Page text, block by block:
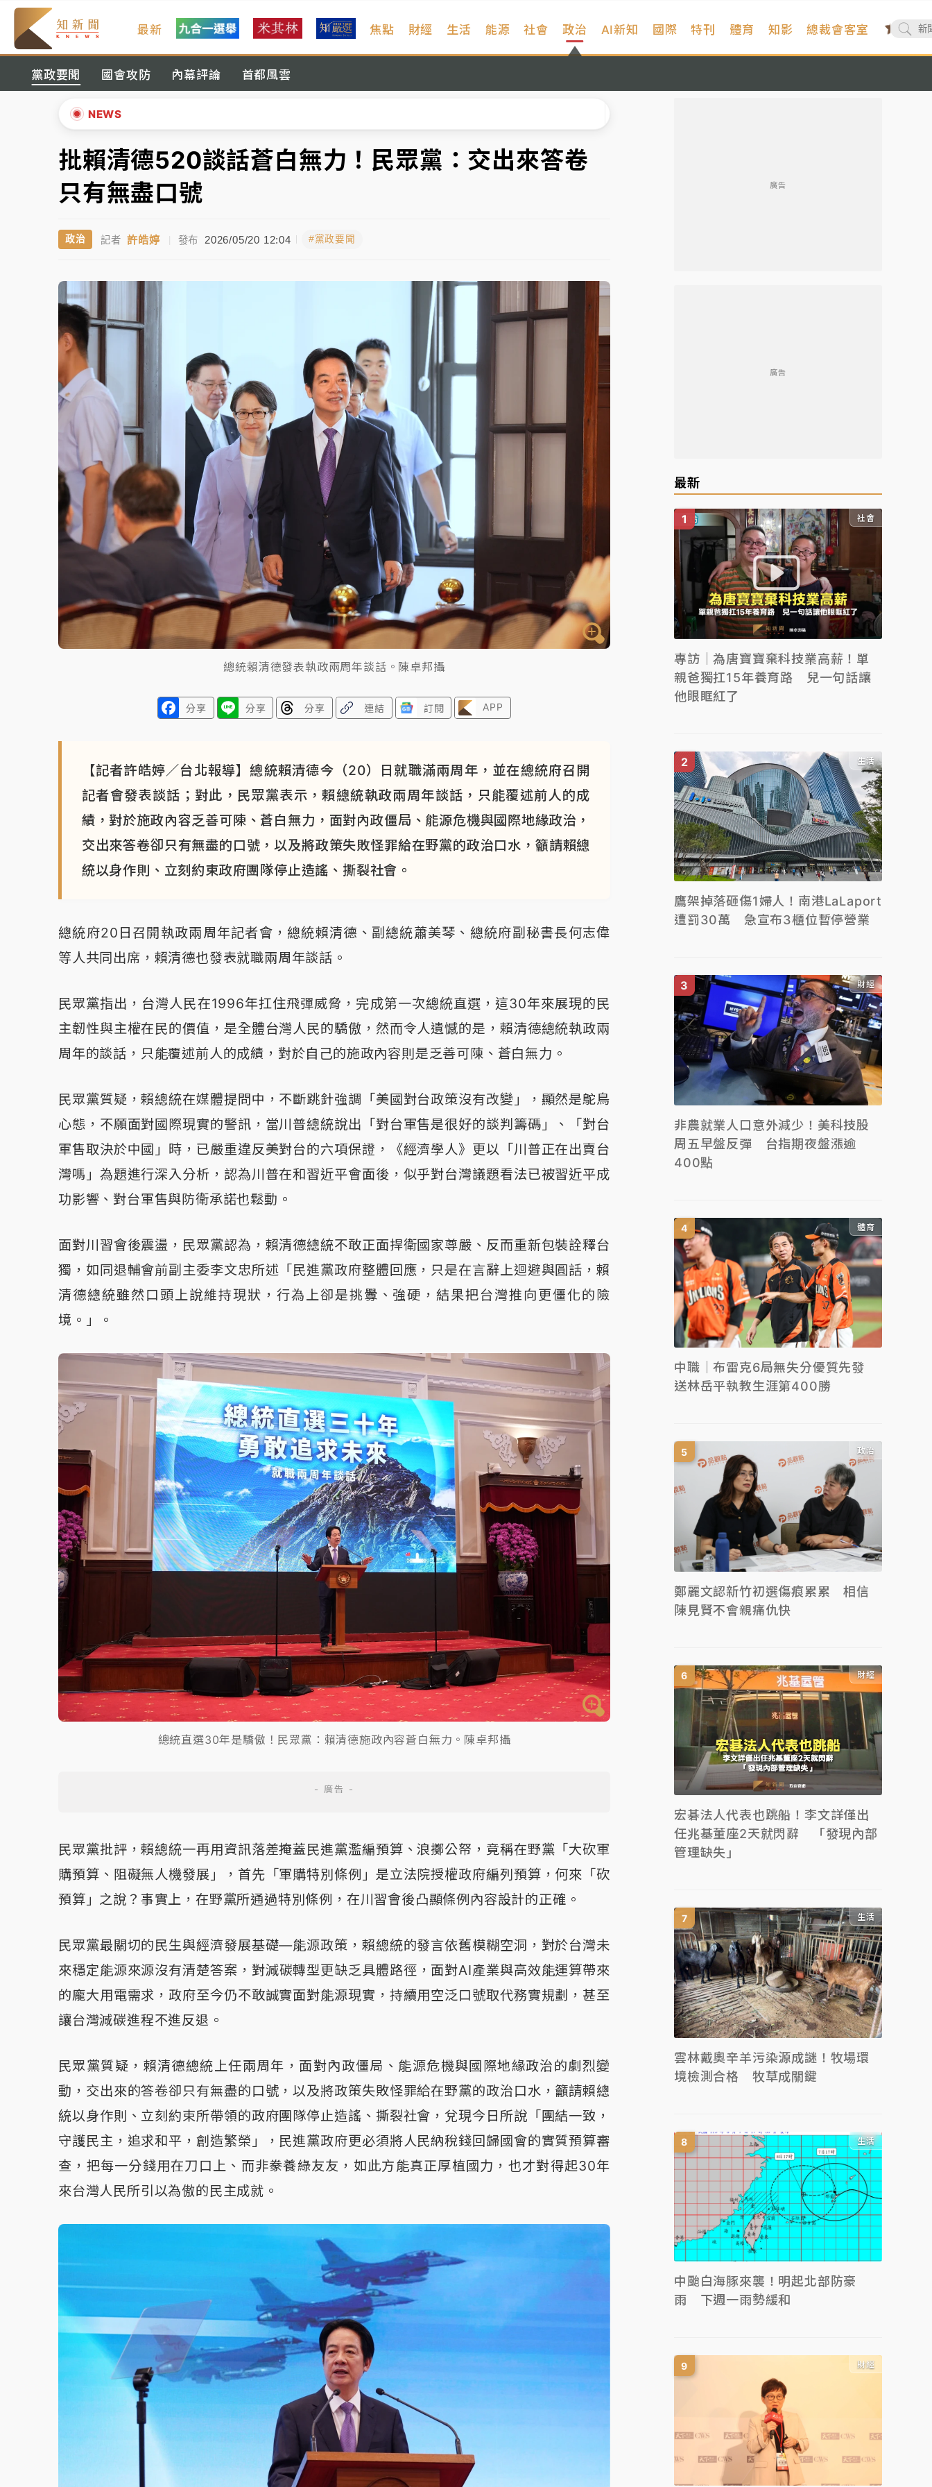
最新 焦點 財經 生活 能源 社會 政治
黨政要聞 國會攻防 內幕評論 首都風雲
AI新知 國際 特刊 體育 知影 總裁會客室
NEWS
暑假過三周才推「E宿新北打卡趣」！抽獎程序複雜 觀旅局回應了
中信慈善基金會想增加董事人數！辜仲諒向法院聲請遭駁 理由曝光
故宮《龍藏經》特展第2檔！今線上預約開賣一度塞車 周六起展出延長至晚上7時
台東農業處長涉圖利渡假村！東檢抗告成功 今重開羈押庭
女律師陳昱瑄詐慈濟10億！黃金158kg遭查扣畫面曝光
中信慈善基金會想增加董事人數！辜仲諒向法院聲請遭駁 理由曝光
故宮《龍藏經》特展第2檔！今線上預約開賣一度塞車 周六起展出延長至晚上7時
台東農業處長涉圖利渡假村！東檢抗告成功 今重開羈押庭
父親節泡湯了！中颱白海豚雨彈轟3天 「紅到發紫」降雨熱區曝
▲
▼
批賴清德520談話蒼白無力！民眾黨：交出來答卷
只有無盡口號
政治 記者 許皓婷 | 發布 2026/05/20 12:04 #黨政要聞
總統賴清德發表執政兩周年談話。陳卓邦攝
分享 分享 分享 連結 訂閱 APP
【記者許皓婷／台北報導】總統賴清德今（20）日就職滿兩周年，並在總統府召開
記者會發表談話；對此，民眾黨表示，賴總統執政兩周年談話，只能覆述前人的成
績，對於施政內容乏善可陳、蒼白無力，面對內政僵局、能源危機與國際地緣政治，
交出來答卷卻只有無盡的口號，以及將政策失敗怪罪給在野黨的政治口水，籲請賴總
統以身作則、立刻約束政府團隊停止造謠、撕裂社會。
總統府20日召開執政兩周年記者會，總統賴清德、副總統蕭美琴、總統府副秘書長何志偉
等人共同出席，賴清德也發表就職兩周年談話。
民眾黨指出，台灣人民在1996年扛住飛彈威脅，完成第一次總統直選，這30年來展現的民
主韌性與主權在民的價值，是全體台灣人民的驕傲，然而令人遺憾的是，賴清德總統執政兩
周年的談話，只能覆述前人的成績，對於自己的施政內容則是乏善可陳、蒼白無力。
民眾黨質疑，賴總統在媒體提問中，不斷跳針強調「美國對台政策沒有改變」，顯然是鴕鳥
心態，不願面對國際現實的警訊，當川普總統說出「對台軍售是很好的談判籌碼」、「對台
軍售取決於中國」時，已嚴重違反美對台的六項保證，《經濟學人》更以「川普正在出賣台
灣嗎」為題進行深入分析，認為川普在和習近平會面後，似乎對台灣議題看法已被習近平成
功影響、對台軍售與防衛承諾也鬆動。
面對川習會後震盪，民眾黨認為，賴清德總統不敢正面捍衛國家尊嚴、反而重新包裝詮釋台
獨，如同退輔會前副主委李文忠所述「民進黨政府整體回應，只是在言辭上迴避與圓話，賴
清德總統雖然口頭上說維持現狀，行為上卻是挑釁、強硬，結果把台灣推向更僵化的險
境。」。
總統直選30年是驕傲！民眾黨：賴清德施政內容蒼白無力。陳卓邦攝
民眾黨批評，賴總統一再用資訊落差掩蓋民進黨濫編預算、浪擲公帑，竟稱在野黨「大砍軍
購預算、阻礙無人機發展」，首先「軍購特別條例」是立法院授權政府編列預算，何來「砍
預算」之說？事實上，在野黨所通過特別條例，在川習會後凸顯條例內容設計的正確。
民眾黨最關切的民生與經濟發展基礎—能源政策，賴總統的發言依舊模糊空洞，對於台灣未
來穩定能源來源沒有清楚答案，對減碳轉型更缺乏具體路徑，面對AI產業與高效能運算帶來
的龐大用電需求，政府至今仍不敢誠實面對能源現實，持續用空泛口號取代務實規劃，甚至
讓台灣減碳進程不進反退。
民眾黨質疑，賴清德總統上任兩周年，面對內政僵局、能源危機與國際地緣政治的劇烈變
動，交出來的答卷卻只有無盡的口號，以及將政策失敗怪罪給在野黨的政治口水，籲請賴總
統以身作則、立刻約束所帶領的政府團隊停止造謠、撕裂社會，兌現今日所說「團結一致，
守護民主，追求和平，創造繁榮」，民進黨政府更必須將人民納稅錢回歸國會的實質預算審
查，把每一分錢用在刀口上、而非豢養綠友友，如此方能真正厚植國力，也才對得起30年
來台灣人民所引以為傲的民主成就。
廣告
廣告
最新
社會
專訪｜為唐寶寶棄科技業高薪！單
親爸獨扛15年養育路 兒一句話讓
他眼眶紅了
生活
鷹架掉落砸傷1婦人！南港LaLaport
遭罰30萬 急宣布3櫃位暫停營業
財經
非農就業人口意外減少！美科技股
周五早盤反彈 台指期夜盤漲逾
400點
體育
中職｜布雷克6局無失分優質先發
送林岳平執教生涯第400勝
政治
鄭麗文認新竹初選傷痕累累 相信
陳見賢不會親痛仇快
財經
宏碁法人代表也跳船！李文詳僅出
任兆基董座2天就閃辭 「發現內部
管理缺失」
生活
雲林戴奧辛羊污染源成謎！牧場環
境檢測合格 牧草成關鍵
生活
中颱白海豚來襲！明起北部防豪
雨 下週一雨勢緩和
財經